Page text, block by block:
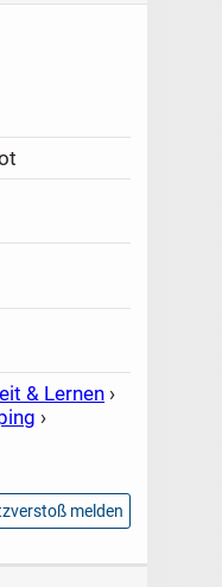
& Lernen ›
›
melden